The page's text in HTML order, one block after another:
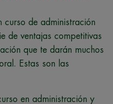
curso de administración
de ventajas competitivas
que te darán muchos
Estas son las
en administración y